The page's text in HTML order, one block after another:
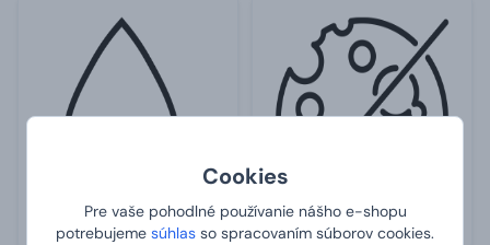
Cookies
Pre vaše pohodlné používanie nášho e-shopu
potrebujeme súhlas so spracovaním súborov cookies.